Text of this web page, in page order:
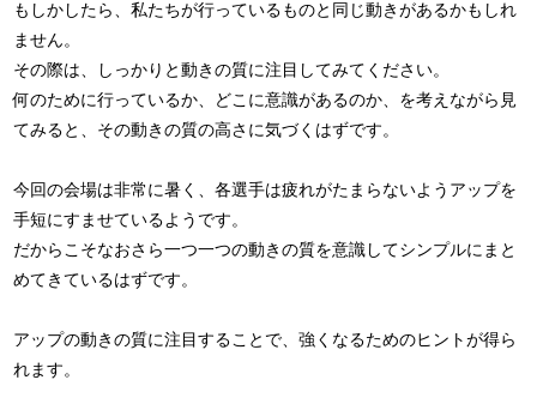
もしかしたら、私たちが行っているものと同じ動きがあるかもしれ
ません。
その際は、しっかりと動きの質に注目してみてください。
何のために行っているか、どこに意識があるのか、を考えながら見
てみると、その動きの質の高さに気づくはずです。
今回の会場は非常に暑く、各選手は疲れがたまらないようアップを
手短にすませているようです。
だからこそなおさら一つ一つの動きの質を意識してシンプルにまと
めてきているはずです。
アップの動きの質に注目することで、強くなるためのヒントが得ら
れます。